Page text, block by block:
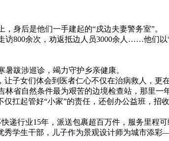
身后是他们一手建起的“戍边夫妻警务室”。
800余次，劝返抵边人员3000余人……他们以
跋涉巡诊，竭力守护乡亲健康。
子女们体会到医者仁心不仅在治病救人，更在
自然条件最为艰苦的边境检查站，那里一
起管好“小家”的责任，还创办公益班，招收
行业15年，派送包裹超百万件，服务里程可
学生干部，儿子作为景观设计师为城市添